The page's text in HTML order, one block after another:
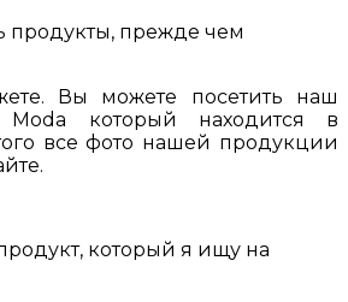
продукты, прежде чем
Вы можете посетить наш
Moda который находится в
все фото нашей продукции
который я ищу на